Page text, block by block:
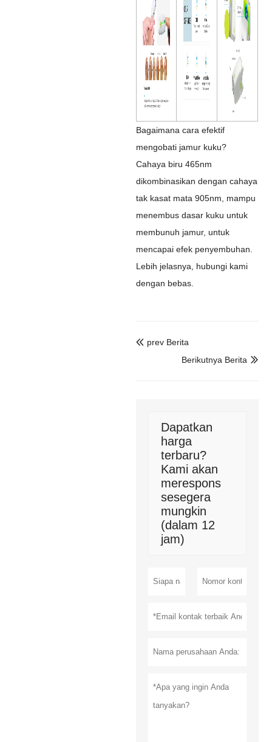
Bagaimana cara efektif
mengobati jamur kuku?
Cahaya biru 465nm
dikombinasikan dengan cahaya
tak kasat mata 905nm, mampu
menembus dasar kuku untuk
membunuh jamur, untuk
mencapai efek penyembuhan.
Lebih jelasnya, hubungi kami
dengan bebas.
 prev Berita

Berikutnya Berita
Dapatkan
harga
terbaru?
Kami akan
merespons
sesegera
mungkin
(dalam 12
jam)